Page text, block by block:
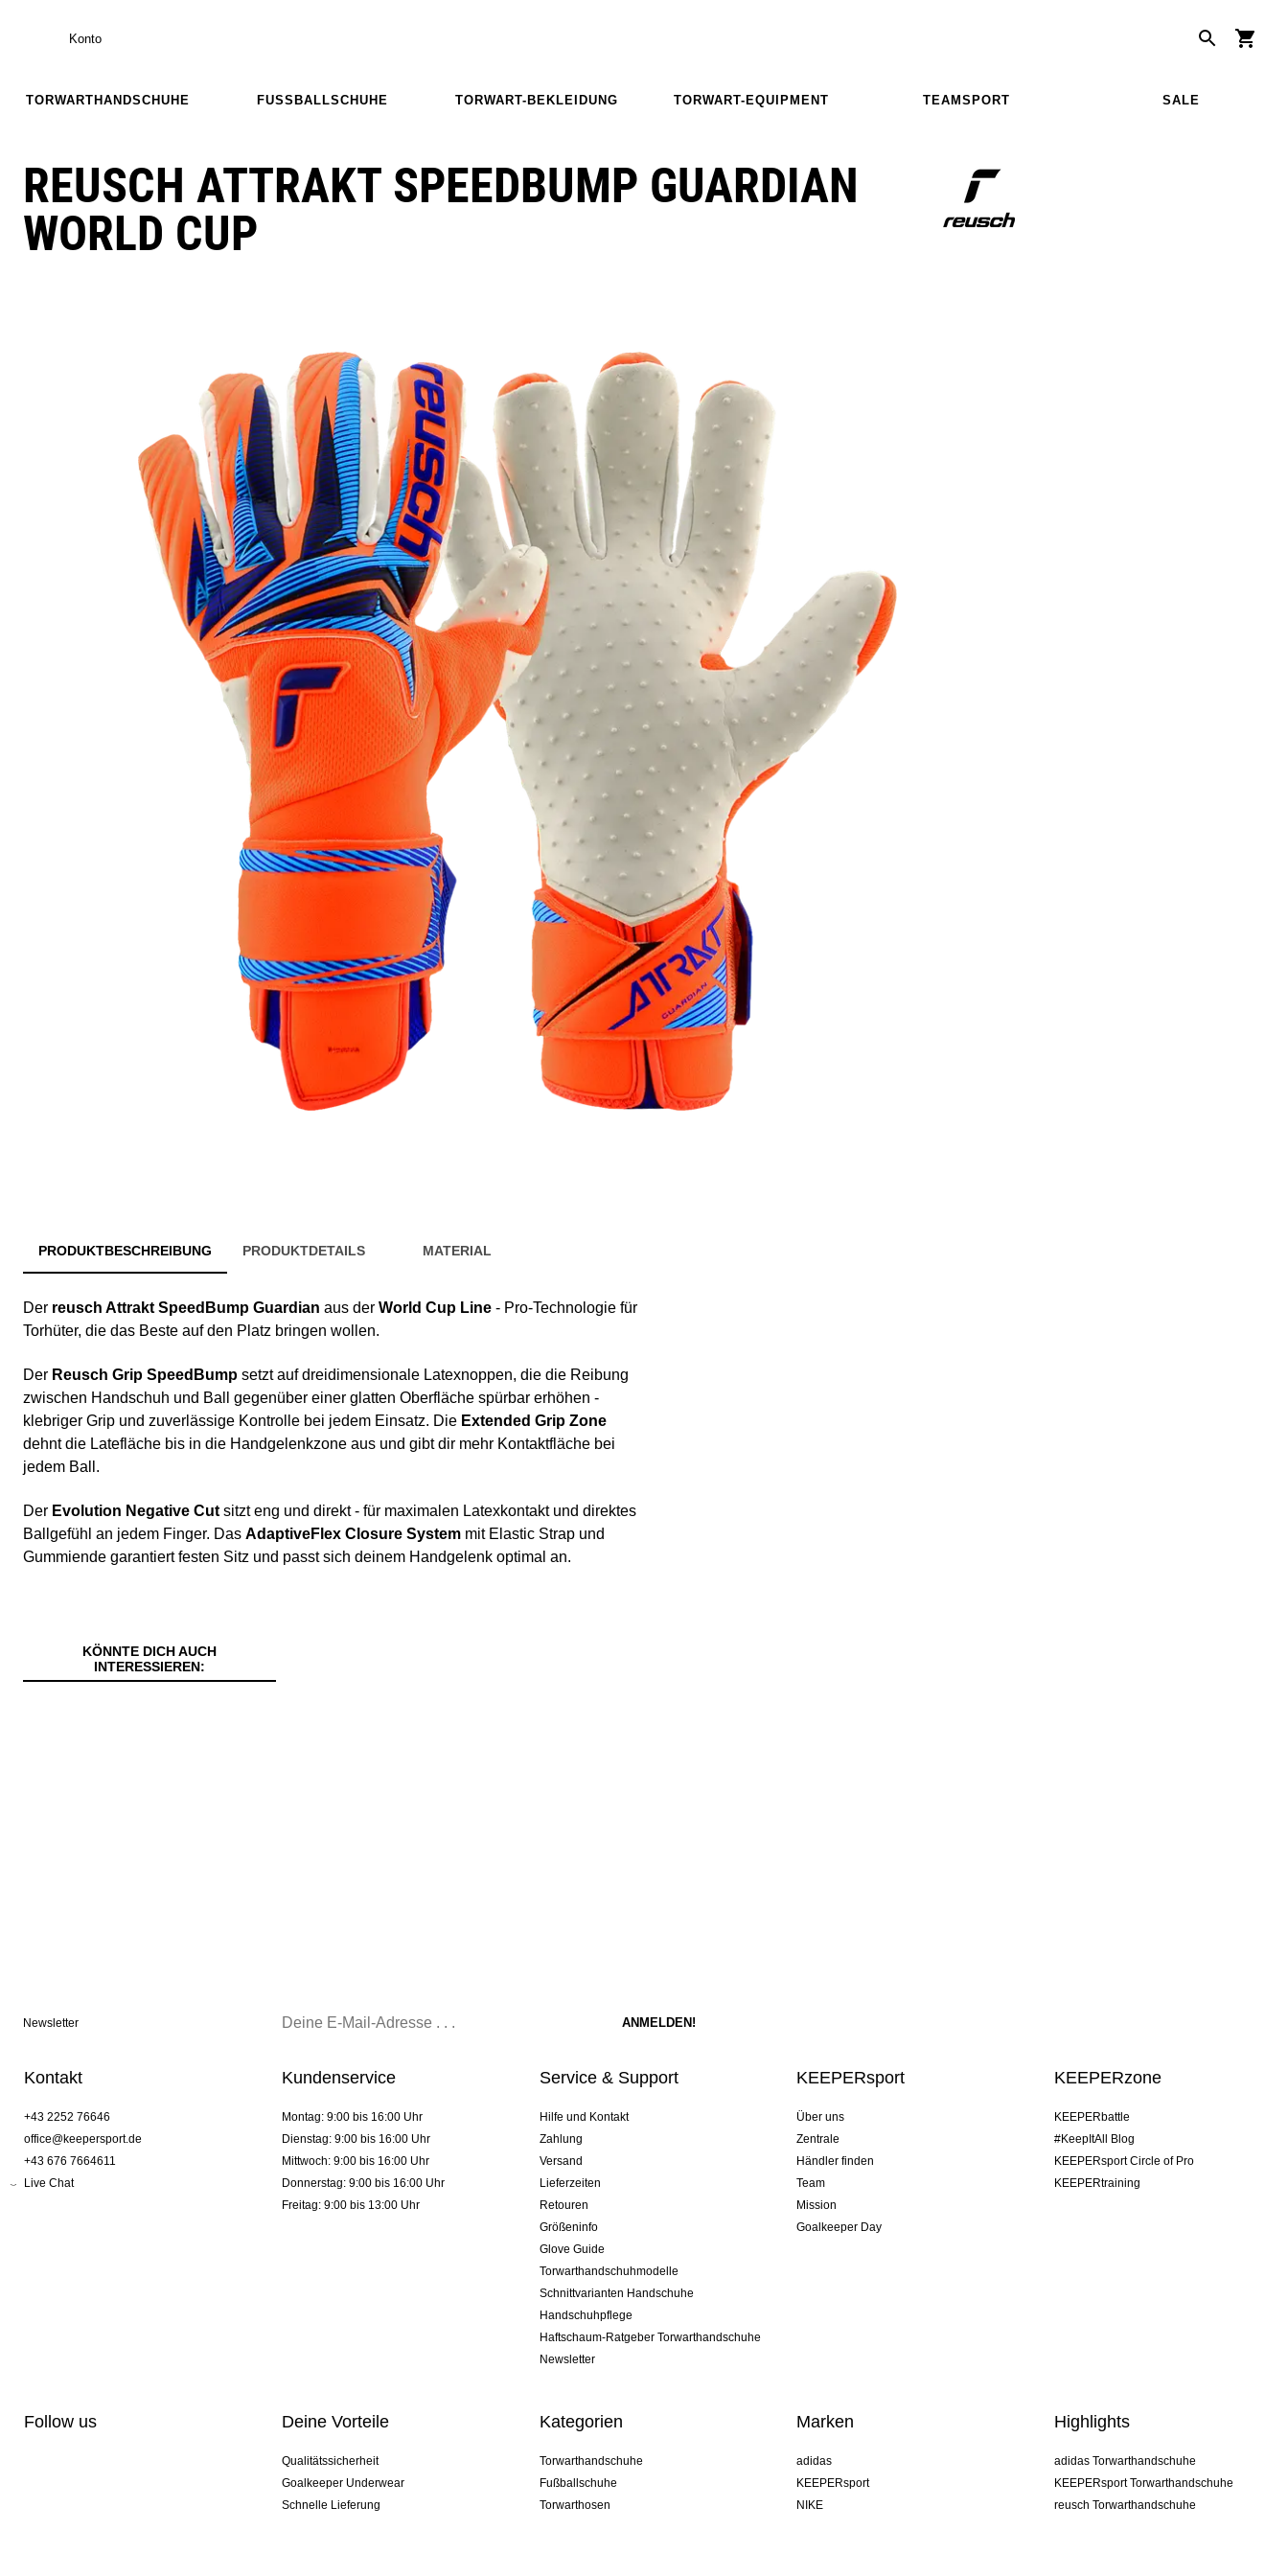
Konto
TORWARTHANDSCHUHE FUSSBALLSCHUHE TORWART-BEKLEIDUNG TORWART-EQUIPMENT TEAMSPORT SALE
REUSCH ATTRAKT SPEEDBUMP GUARDIAN
WORLD CUP
PRODUKTBESCHREIBUNG PRODUKTDETAILS MATERIAL
Der reusch Attrakt SpeedBump Guardian aus der World Cup Line - Pro-Technologie für
Torhüter, die das Beste auf den Platz bringen wollen.
Der Reusch Grip SpeedBump setzt auf dreidimensionale Latexnoppen, die die Reibung
zwischen Handschuh und Ball gegenüber einer glatten Oberfläche spürbar erhöhen -
klebriger Grip und zuverlässige Kontrolle bei jedem Einsatz. Die Extended Grip Zone
dehnt die Latefläche bis in die Handgelenkzone aus und gibt dir mehr Kontaktfläche bei
jedem Ball.
Der Evolution Negative Cutsitzt eng und direkt - für maximalen Latexkontakt und direktes
Ballgefühl an jedem Finger. Das AdaptiveFlex Closure System mit Elastic Strap und
Gummiende garantiert festen Sitz und passt sich deinem Handgelenk optimal an.
KÖNNTE DICH AUCH
INTERESSIEREN:
Newsletter
Kontakt
+43 2252 76646
office@keepersport.de
+43 676 7664611
Live Chat
Kundenservice
Montag: 9:00 bis 16:00 Uhr
Dienstag: 9:00 bis 16:00 Uhr
Mittwoch: 9:00 bis 16:00 Uhr
Donnerstag: 9:00 bis 16:00 Uhr
Freitag: 9:00 bis 13:00 Uhr
Service & Support
Hilfe und Kontakt
Zahlung
Versand
Lieferzeiten
Retouren
Größeninfo
Glove Guide
Torwarthandschuhmodelle
Schnittvarianten Handschuhe
Handschuhpflege
Haftschaum-Ratgeber Torwarthandschuhe
Newsletter
KEEPERsport
Über uns
Zentrale
Händler finden
Team
Mission
Goalkeeper Day
KEEPERzone
KEEPERbattle
#KeepItAll Blog
KEEPERsport Circle of Pro
KEEPERtraining
Follow us Deine Vorteile
Qualitätssicherheit
Goalkeeper Underwear
Schnelle Lieferung
Kategorien
Torwarthandschuhe
Fußballschuhe
Torwarthosen
Marken
adidas
KEEPERsport
NIKE
Highlights
adidas Torwarthandschuhe
KEEPERsport Torwarthandschuhe
reusch Torwarthandschuhe